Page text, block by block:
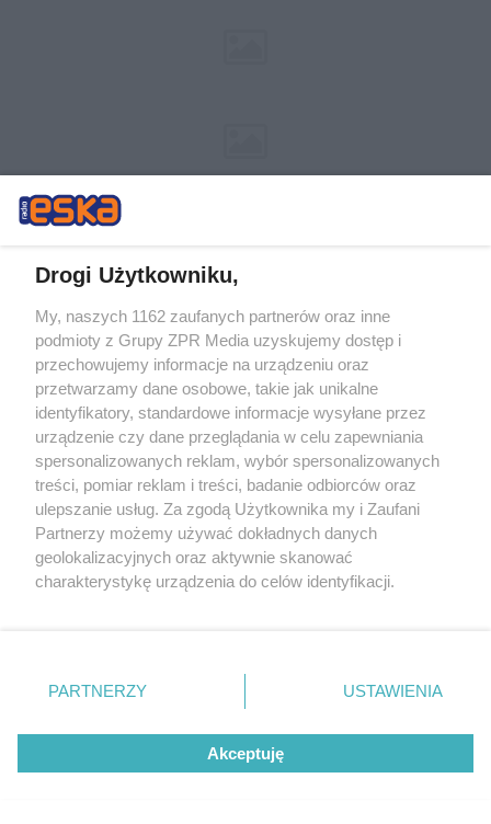
Żaden utwór zamieszczony w serwisie nie może być powielany i
rozpowszechniany lub dalej rozpowszechniany w jakikolwiek sposób (w
tym także elektroniczny lub mechaniczny) na jakimkolwiek polu
eksploatacji w jakiejkolwiek formie, włącznie z umieszczaniem w
Internecie bez pisemnej zgody właściciela praw. Jakiekolwiek użycie lub
wykorzystanie utworów w całości lub w części z naruszeniem prawa,
tzn. bez właściwej zgody, jest zabronione pod groźbą kary i może być
ścigane prawnie.
© 2026 Grupa ZPR Media
Drogi Użytkowniku,
My, naszych 1162 zaufanych partnerów oraz inne
podmioty z Grupy ZPR Media uzyskujemy dostęp i
przechowujemy informacje na urządzeniu oraz
przetwarzamy dane osobowe, takie jak unikalne
identyfikatory, standardowe informacje wysyłane przez
urządzenie czy dane przeglądania w celu zapewniania
spersonalizowanych reklam, wybór spersonalizowanych
treści, pomiar reklam i treści, badanie odbiorców oraz
ulepszanie usług. Za zgodą Użytkownika my i Zaufani
Partnerzy możemy używać dokładnych danych
geolokalizacyjnych oraz aktywnie skanować
charakterystykę urządzenia do celów identyfikacji.
zmienić/wycofać klikając przycisk ustawień prywatności
znajdujący się w lewym dolnym rogu strony
rodzaje przetwarzania danych nie wymagają zgody
użytkownika, ale masz prawo sprzeciwić się takiemu
przetwarzaniu. Preferencje będą miały zastosowanie tylko
PARTNERZY USTAWIENIA
Akceptuję